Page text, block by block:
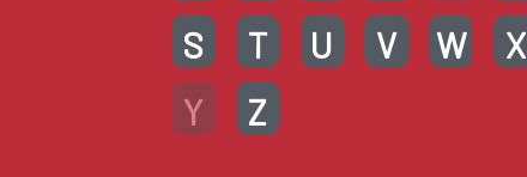
S
T U V W
X
Y
Z